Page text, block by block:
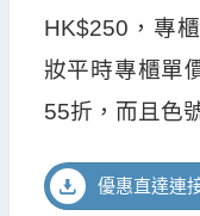
HK$250，專
妝平時專櫃單
55折，而且色
優惠直達連